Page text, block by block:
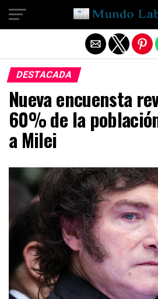
DESTACADA
Nueva encuensta
60% de la
a Milei
Salir de la